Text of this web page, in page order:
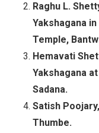
Raghu L.
Yakshagana
Temple,
Hemavati
Yakshagana
Sadana.
Satish
Thumbe.